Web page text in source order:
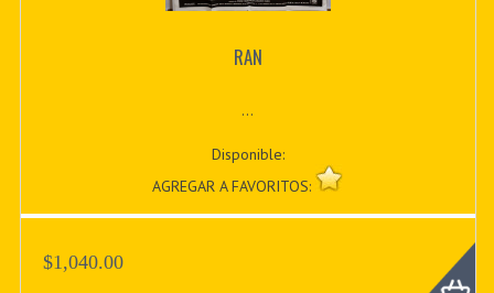
RAN
...
Disponible:
AGREGAR A FAVORITOS:
$1,040.00